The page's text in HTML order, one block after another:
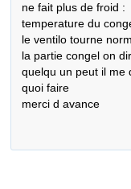
ne fait plus de froid :
temperature du
le ventilo tourne
la partie congel on
quelqu un peut il me
quoi faire
merci d avance